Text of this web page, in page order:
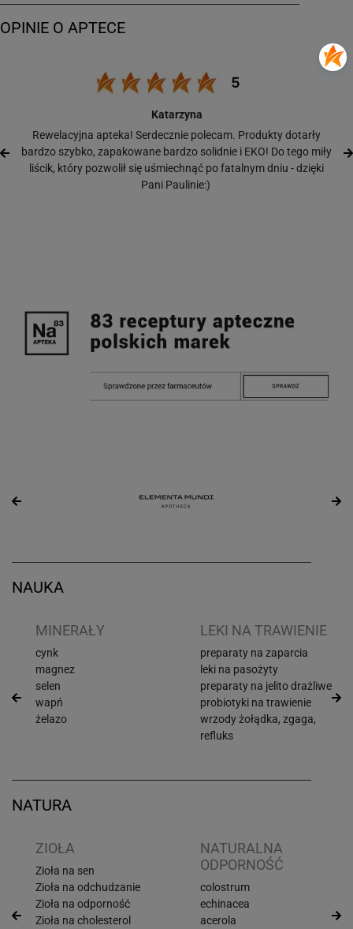
Katarzyna
Rewelacyjna apteka! Serdecznie polecam. Produkty dotarły
bardzo szybko, zapakowane bardzo solidnie i EKO! Do tego miły
liścik, który pozwolił się uśmiechnąć po fatalnym dniu - dzięki
Pani Paulinie:)
NAUKA
MINERAŁY
cynk
magnez
selen
wapń
żelazo
LEKI NA TRAWIENIE
preparaty na zaparcia
leki na pasożyty
preparaty na jelito drażliwe
probiotyki na trawienie
wrzody żołądka, zgaga,
refluks
NATURA
ZIOŁA
Zioła na sen
Zioła na odchudzanie
Zioła na odporność
Zioła na cholesterol
NATURALNA
ODPORNOŚĆ
colostrum
echinacea
acerola